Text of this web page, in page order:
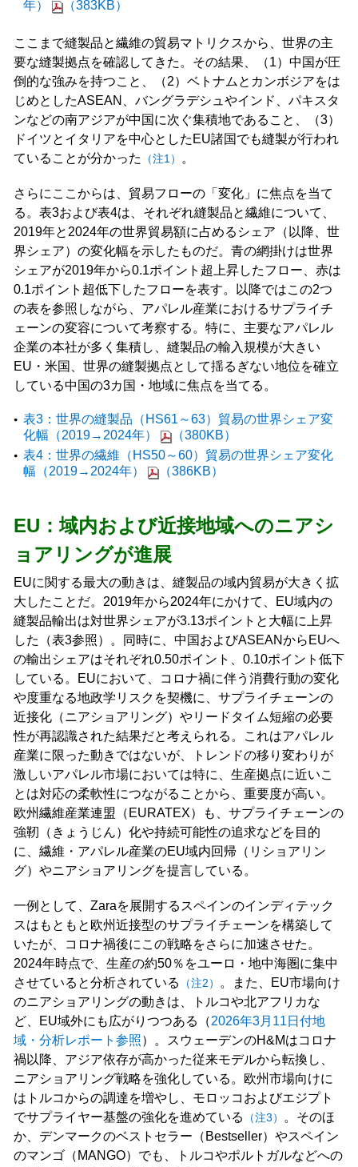
年） （383KB）
ここまで縫製品と繊維の貿易マトリクスから、世界の主
要な縫製拠点を確認してきた。その結果、（1）中国が圧
倒的な強みを持つこと、（2）ベトナムとカンボジアをは
じめとしたASEAN、バングラデシュやインド、パキスタ
ンなどの南アジアが中国に次ぐ集積地であること、（3）
ドイツとイタリアを中心としたEU諸国でも縫製が行われ
ていることが分かった
（注1） 。
さらにここからは、貿易フローの「変化」に焦点を当て
る。表3および表4は、それぞれ縫製品と繊維について、
2019年と2024年の世界貿易額に占めるシェア（以降、世
界シェア）の変化幅を示したものだ。青の網掛けは世界
シェアが2019年から0.1ポイント超上昇したフロー、赤は
0.1ポイント超低下したフローを表す。以降ではこの2つ
の表を参照しながら、アパレル産業におけるサプライチ
ェーンの変容について考察する。特に、主要なアパレル
企業の本社が多く集積し、縫製品の輸入規模が大きい
EU・米国、世界の縫製拠点として揺るぎない地位を確立
している中国の3カ国・地域に焦点を当てる。
表3：世界の縫製品（HS61～63）貿易の世界シェア変
化幅（2019→2024年）
（380KB）
表4：世界の繊維（HS50～60）貿易の世界シェア変化
幅（2019→2024年）
（386KB）
EU：域内および近接地域へのニアシ
ョアリングが進展
EUに関する最大の動きは、縫製品の域内貿易が大きく拡
大したことだ。2019年から2024年にかけて、EU域内の
縫製品輸出は対世界シェアが3.13ポイントと大幅に上昇
した（表3参照）。同時に、中国およびASEANからEUへ
の輸出シェアはそれぞれ0.50ポイント、0.10ポイント低下
している。EUにおいて、コロナ禍に伴う消費行動の変化
や度重なる地政学リスクを契機に、サプライチェーンの
近接化（ニアショアリング）やリードタイム短縮の必要
性が再認識された結果だと考えられる。これはアパレル
産業に限った動きではないが、トレンドの移り変わりが
激しいアパレル市場においては特に、生産拠点に近いこ
とは対応の柔軟性につながることから、重要度が高い。
欧州繊維産業連盟（EURATEX）も、サプライチェーンの
強靭（きょうじん）化や持続可能性の追求などを目的
に、繊維・アパレル産業のEU域内回帰（リショアリン
グ）やニアショアリングを提言している。
一例として、Zaraを展開するスペインのインディテック
スはもともと欧州近接型のサプライチェーンを構築して
いたが、コロナ禍後にこの戦略をさらに加速させた。
2024年時点で、生産の約50％をユーロ・地中海圏に集中
させていると分析されている
（注2）
。また、EU市場向け
のニアショアリングの動きは、トルコや北アフリカな
ど、EU域外にも広がりつつある（2026年3月11日付地
域・分析レポート参照）。スウェーデンのH&Mはコロナ
禍以降、アジア依存が高かった従来モデルから転換し、
ニアショアリング戦略を強化している。欧州市場向けに
はトルコからの調達を増やし、モロッコおよびエジプト
でサプライヤー基盤の強化を進めている
（注3）
。そのほ
か、デンマークのベストセラー（Bestseller）やスペイン
のマンゴ（MANGO）でも、トルコやポルトガルなどへの